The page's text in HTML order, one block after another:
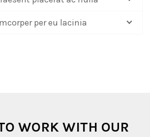
per eu lacinia
WORK WITH OUR